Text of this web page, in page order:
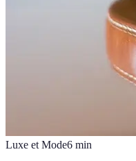
Luxe et Mode6 min